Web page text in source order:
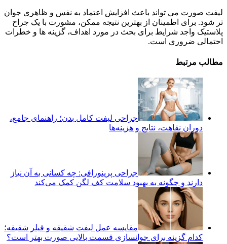
لیفت صورت می تواند باعث افزایش اعتماد به نفس و ظاهری جوان
تر شود. برای اطمینان از بهترین نتیجه ممکن، مشورت با یک جراح
پلاستیک واجد شرایط برای بحث در مورد اهداف، گزینه ها و خطرات
احتمالی ضروری است.
مطالب مرتبط
جراحی لیفت کامل بدن؛ راهنمای جامع،
دوران نقاهت، نتایج و هزینه‌ها
جراحی پرینورافی: چه کسانی به آن نیاز
دارند و چگونه به بهبود سلامت کف لگن کمک می‌کند
مقایسه عمل لیفت شقیقه و فیلر شقیقه؛
کدام گزینه برای جوانسازی قسمت بالایی صورت بهتر است؟